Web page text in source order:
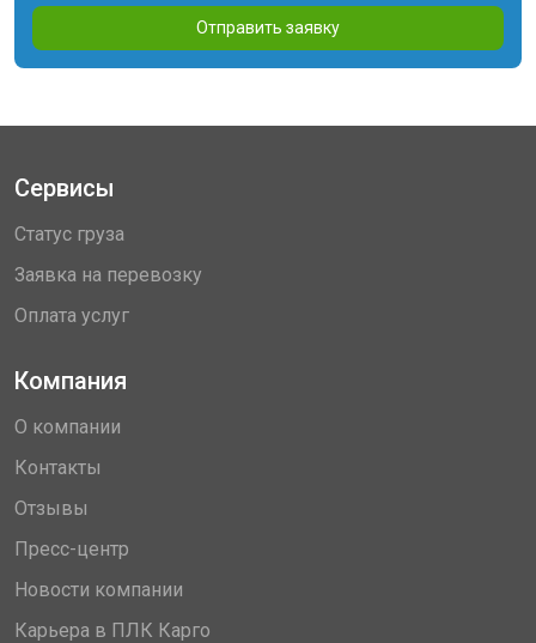
Отправить заявку
Сервисы
Статус груза
Заявка на перевозку
Оплата услуг
Компания
О компании
Контакты
Отзывы
Пресс-центр
Новости компании
Карьера в ПЛК Карго